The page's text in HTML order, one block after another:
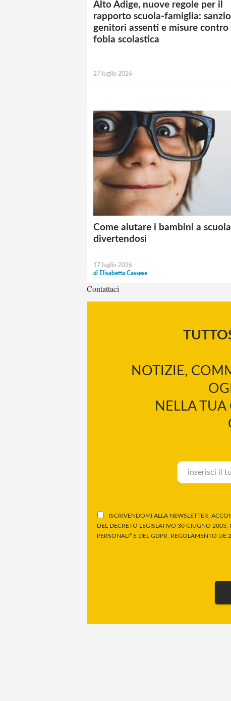
Alto Adige, nuove regole per il
rapporto scuola-famiglia:
genitori assenti e misure contro
fobia scolastica
27 luglio 2026
Come aiutare i bambini a scuola
divertendosi
17 luglio 2026
di Elisabetta Cassese
Contattaci
NOTIZIE,
NELLA TUA
ISCRIVENDOMI ALLA NEWSLETTER,
DEL DECRETO LEGISLATIVO 30 GIUGNO 2003,
PERSONALI” E DEL GDPR, REGOLAMENTO